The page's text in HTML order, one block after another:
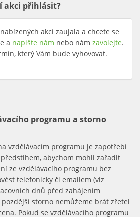
akci přihlásit?
akcí zaujala a chcete se
a napište nám nebo nám zavolejte.
který Vám bude vyhovovat.
programu a storno
vzdělávacím programu je zapotřebí
abychom mohli zařadit
ze vzdělávacího programu bez
telefonicky či emailem (viz
dnů před zahájením
storno nemůžeme brát zřetel
Pokud se vzdělávacího programu